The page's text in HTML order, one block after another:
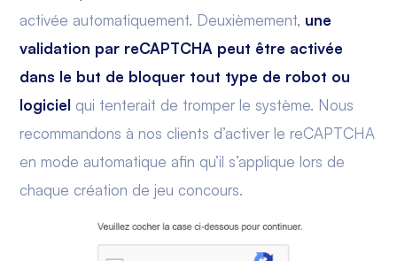
activée automatiquement. Deuxièmement, une
validation par reCAPTCHA peut être activée
dans le but de bloquer tout type de robot ou
logiciel qui tenterait de tromper le système. Nous
recommandons à nos clients d’activer le reCAPTCHA
en mode automatique afin qu’il s’applique lors de
chaque création de jeu concours.